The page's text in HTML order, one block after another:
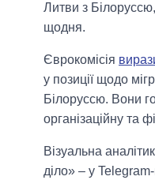
Литви з
щодня.
Єврокомісія
у позиції щодо
Білоруссю. Вони
організаційну та
Візуальна
діло» – у Telegram-